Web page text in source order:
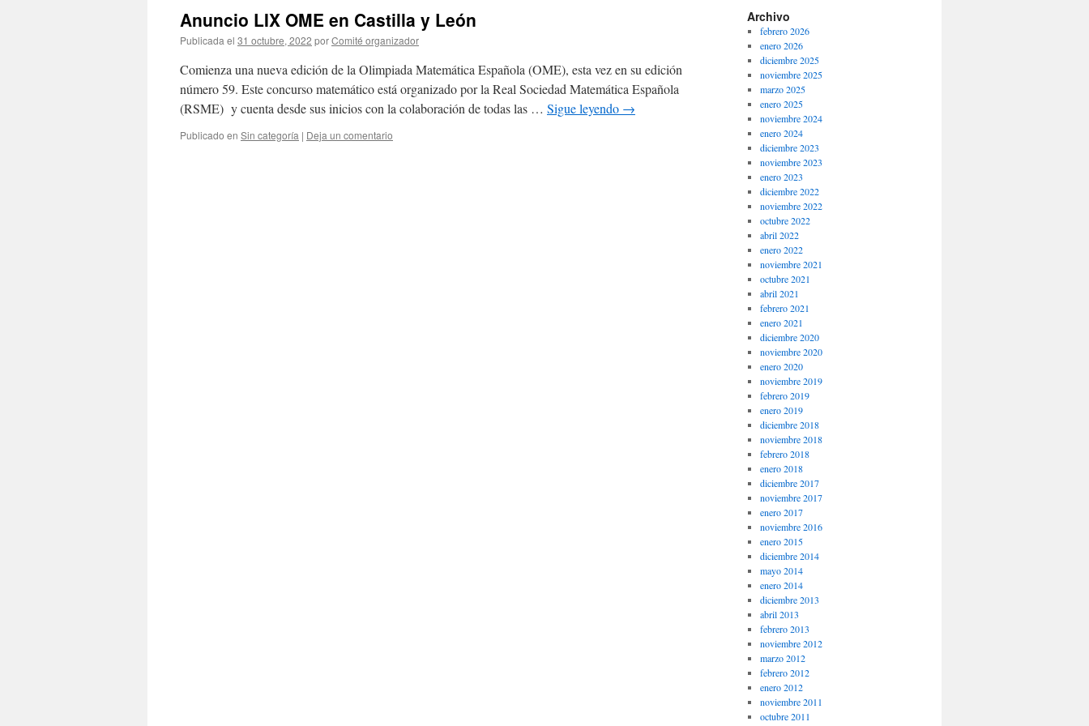
Anuncio LIX OME en Castilla y León
Publicada el 31 octubre, 2022 porComité organizador
Comienza una nueva edición de la Olimpiada Matemática Española (OME), esta vez en su edición
número 59. Este concurso matemático está organizado por la Real Sociedad Matemática Española
(RSME) y cuenta desde sus inicios con la colaboración de todas las … Sigue leyendo →
Publicado en Sin categoría | Deja un comentario
Archivo
febrero 2026
enero 2026
diciembre 2025
noviembre 2025
marzo 2025
enero 2025
noviembre 2024
enero 2024
diciembre 2023
noviembre 2023
enero 2023
diciembre 2022
noviembre 2022
octubre 2022
abril 2022
enero 2022
noviembre 2021
octubre 2021
abril 2021
febrero 2021
enero 2021
diciembre 2020
noviembre 2020
enero 2020
noviembre 2019
febrero 2019
enero 2019
diciembre 2018
noviembre 2018
febrero 2018
enero 2018
diciembre 2017
noviembre 2017
enero 2017
noviembre 2016
enero 2015
diciembre 2014
mayo 2014
enero 2014
diciembre 2013
abril 2013
febrero 2013
noviembre 2012
marzo 2012
febrero 2012
enero 2012
noviembre 2011
octubre 2011